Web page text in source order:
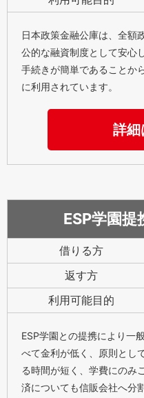
日本政策金融公庫は、全額
公的な融資制度として安心
手続きが簡単であることか
に利用されています。
詳細
ESP学園提
借りる方
返す方
利用可能目的
ESP学園との提携により一
べて金利が低く、原則とし
る時間が短く、学費にのみ
済についても信販会社へ分